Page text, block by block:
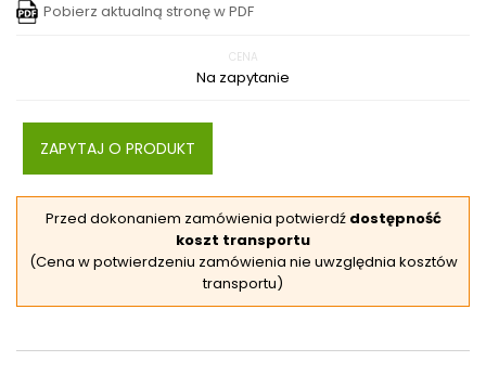
Pobierz aktualną stronę w PDF
CENA
Na zapytanie
ZAPYTAJ O PRODUKT
Przed dokonaniem zamówienia potwierdź dostępność
koszt transportu
(Cena w potwierdzeniu zamówienia nie uwzględnia kosztów
transportu)